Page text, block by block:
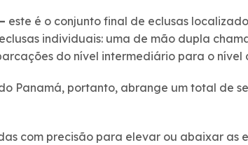
este é o conjunto final de eclusas
individuais: uma de mão dupla
do nível intermediário para o nível
Panamá, portanto, abrange um total de
com precisão para elevar ou abaixar